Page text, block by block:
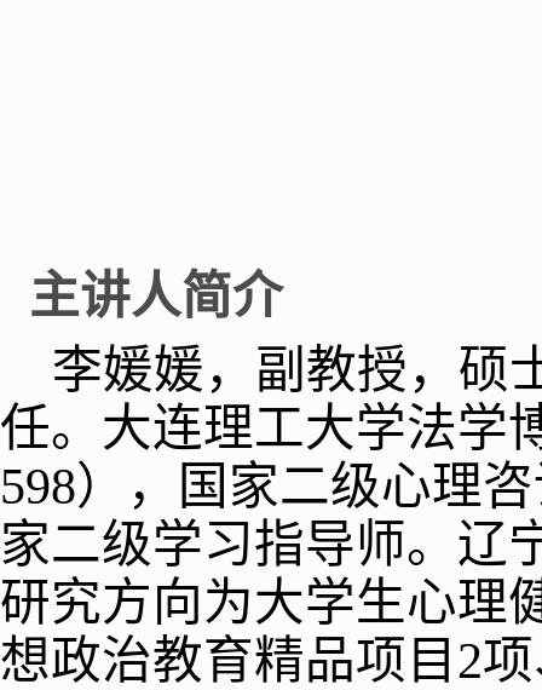
主讲人简介
李媛媛，副教授，硕
任。大连理工大学法学
598），国家二级心理
家二级学习指导师。辽
研究方向为大学生心理
想政治教育精品项目 2